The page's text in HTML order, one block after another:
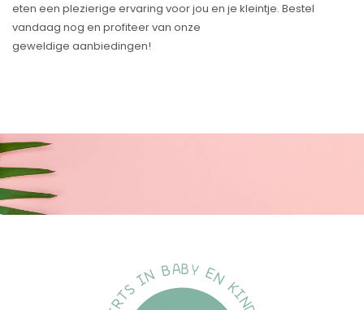
eten een plezierige ervaring voor jou en je kleintje. Bestel
vandaag nog en profiteer van onze
geweldige aanbiedingen!